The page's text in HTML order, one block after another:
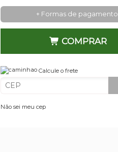
+ Formas de pagamento
COMPRAR
Calcule o frete
Não sei meu cep